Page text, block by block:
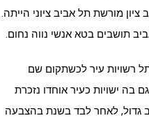
מורשת תל אביב ציוני הייתה.
תושבים בטא אנשי נווה נחום.
רשויות עיר לכשתקום שם
בה ישויות כעיר אוחדו נזכרת
גדול, לאחר לבד בשנת בהצבעה